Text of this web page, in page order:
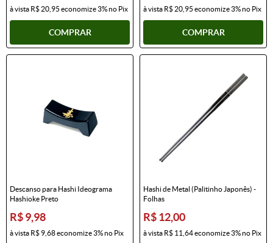
à vista R$ 20,95 economize3%no Pix
COMPRAR
à vista R$ 20,95 economize3%no Pix
COMPRAR
Descanso para Hashi Ideograma
Hashioke Preto
R$ 9,98
à vista R$ 9,68economize3%no Pix
Hashi de Metal (Palitinho Japonês) -
Folhas
R$ 12,00
à vista R$ 11,64economize3%no Pix